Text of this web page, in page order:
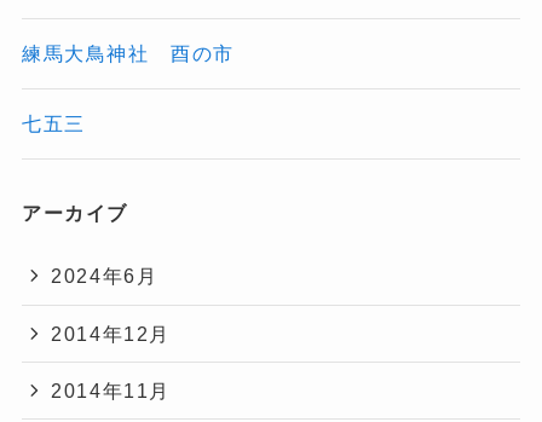
練馬大鳥神社 酉の市
七五三
アーカイブ
2024年6月
2014年12月
2014年11月